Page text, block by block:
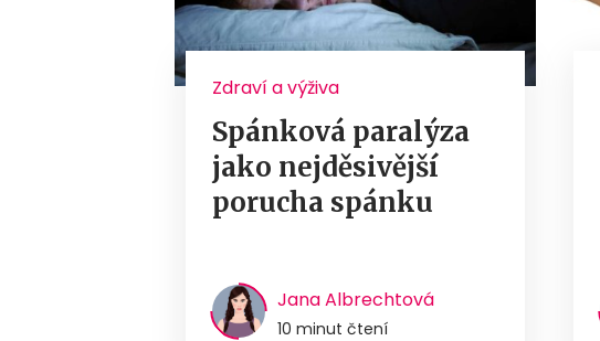
Zdraví a výživa
Spánková paralýza
jako nejděsivější
porucha spánku
Jana Albrechtová
10 minut čtení